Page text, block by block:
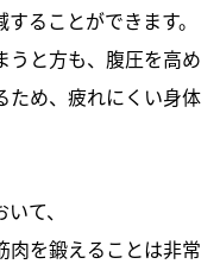
ることができます。
うと方も、腹圧を高め
ため、疲れにくい身体
て、
肉を鍛えることは非常